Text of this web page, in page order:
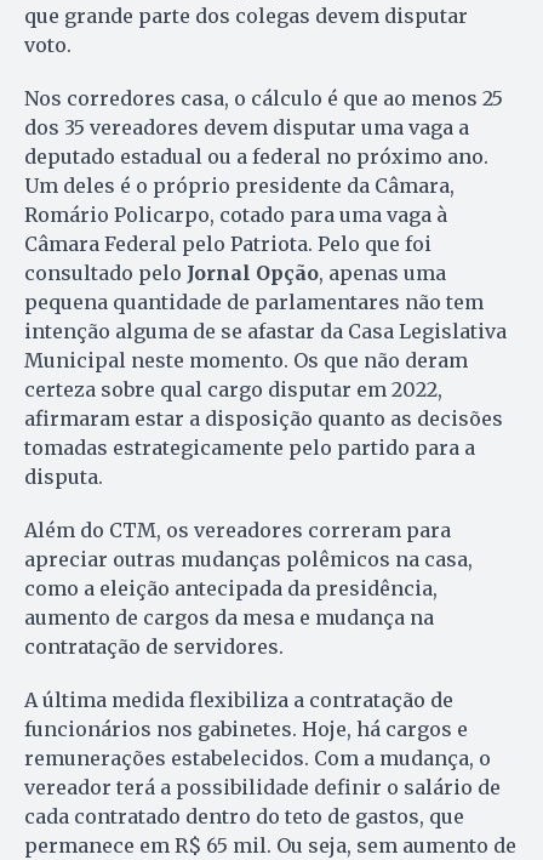
que grande parte dos colegas devem disputar
voto.
Nos corredores casa, o cálculo é que ao menos 25
dos 35 vereadores devem disputar uma vaga a
deputado estadual ou a federal no próximo ano.
Um deles é o próprio presidente da Câmara,
Romário Policarpo, cotado para uma vaga à
Câmara Federal pelo Patriota. Pelo que foi
consultado pelo Jornal Opção, apenas uma
pequena quantidade de parlamentares não tem
intenção alguma de se afastar da Casa Legislativa
Municipal neste momento. Os que não deram
certeza sobre qual cargo disputar em 2022,
afirmaram estar a disposição quanto as decisões
tomadas estrategicamente pelo partido para a
disputa.
Além do CTM, os vereadores correram para
apreciar outras mudanças polêmicos na casa,
como a eleição antecipada da presidência,
aumento de cargos da mesa e mudança na
contratação de servidores.
A última medida flexibiliza a contratação de
funcionários nos gabinetes. Hoje, há cargos e
remunerações estabelecidos. Com a mudança, o
vereador terá a possibilidade definir o salário de
cada contratado dentro do teto de gastos, que
permanece em R$ 65 mil. Ou seja, sem aumento de